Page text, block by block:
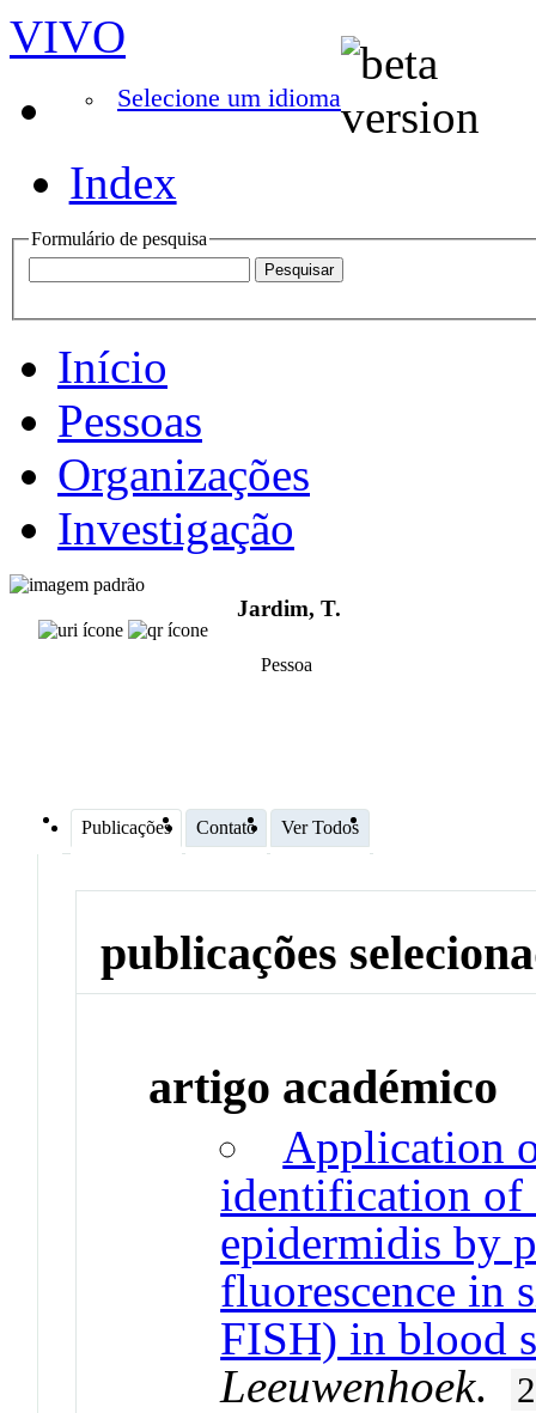
VIVO
Selecione um idioma
Index
Formulário de pesquisa
Início
Pessoas
Organizações
Investigação
Jardim, T.
Pessoa
Publicações Contato Ver Todos
publicações
artigo académico
Application
identification of
epidermidis by
fluorescence in
FISH) in blood
Leeuwenhoek.